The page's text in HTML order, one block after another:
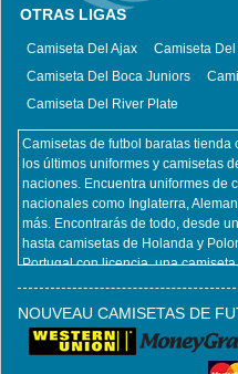
OTRAS LIGAS
Camiseta Del Ajax
Camiseta
Camiseta Del Boca Juniors
Camiseta Del River Plate
Camisetas de futbol baratas
los últimos uniformes y camisetas
naciones. Encuentra uniformes de
nacionales como Inglaterra,
más. Encontrarás de todo, desde
hasta camisetas de Holanda y
Portugal con licencia, una
equipo nacional y jugador
baratas tienda online lo tiene
todos los productos del club,
futbol niños, camisetas futbol
NOUVEAU CAMISETAS DE